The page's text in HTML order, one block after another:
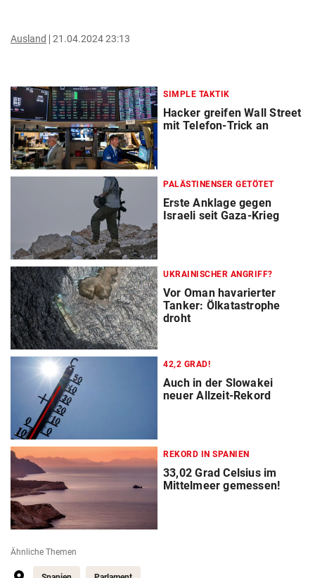
Ausland 21.04.2024 23:13
SIMPLE TAKTIK
Hacker greifen Wall Street
mit Telefon-Trick an
PALÄSTINENSER GETÖTET
Erste Anklage gegen
Israeli seit Gaza-Krieg
UKRAINISCHER ANGRIFF?
Vor Oman havarierter
Tanker: Ölkatastrophe
droht
42,2 GRAD!
Auch in der Slowakei
neuer Allzeit-Rekord
REKORD IN SPANIEN
33,02 Grad Celsius im
Mittelmeer gemessen!
Ähnliche Themen